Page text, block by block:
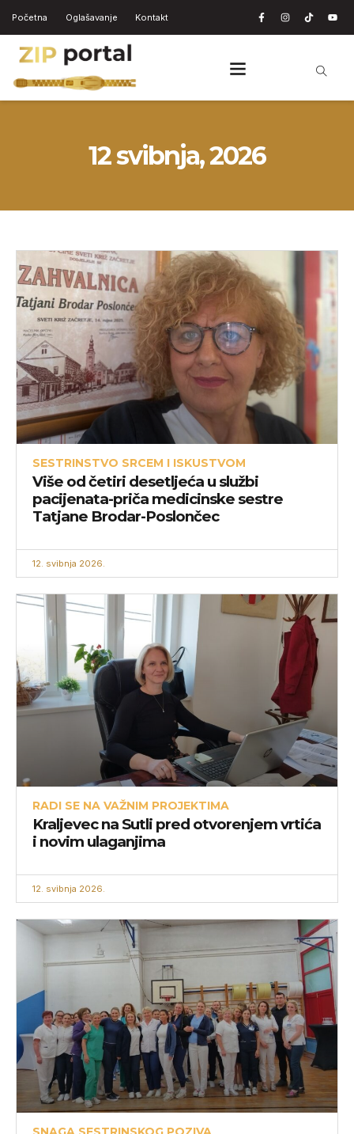
Početna Oglašavanje Kontakt
12 svibnja, 2026
SESTRINSTVO SRCEM I ISKUSTVOM
Više od četiri desetljeća u službi
pacijenata-priča medicinske sestre
Tatjane Brodar-Poslončec
12. svibnja 2026.
RADI SE NA VAŽNIM PROJEKTIMA
Kraljevec na Sutli pred otvorenjem vrtića
i novim ulaganjima
12. svibnja 2026.